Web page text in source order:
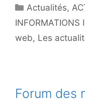
Catégories
Actualités,
web, Les
Forum des